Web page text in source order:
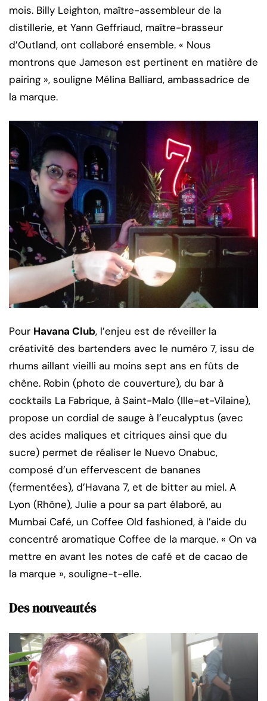
mois. Billy Leighton, maître-assembleur de la
distillerie, et Yann Geffriaud, maître-brasseur
d’Outland, ont collaboré ensemble. « Nous
montrons que Jameson est pertinent en matière de
pairing », souligne Mélina Balliard, ambassadrice de
la marque.
Pour Havana Club, l’enjeu est de réveiller la
créativité des bartenders avec le numéro 7, issu de
rhums aillant vieilli au moins sept ans en fûts de
chêne. Robin (photo de couverture), du bar à
cocktails La Fabrique, à Saint-Malo (Ille-et-Vilaine),
propose un cordial de sauge à l’eucalyptus (avec
des acides maliques et citriques ainsi que du
sucre) permet de réaliser le Nuevo Onabuc,
composé d’un effervescent de bananes
(fermentées), d’Havana 7, et de bitter au miel. A
Lyon (Rhône), Julie a pour sa part élaboré, au
Mumbai Café, un Coffee Old fashioned, à l’aide du
concentré aromatique Coffee de la marque. « On va
mettre en avant les notes de café et de cacao de
la marque », souligne-t-elle.
Des nouveautés